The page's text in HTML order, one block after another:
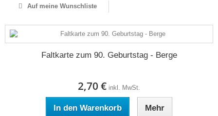
Auf meine Wunschliste
Faltkarte zum 90. Geburtstag - Berge
2,70 € inkl. MwSt.
In den Warenkorb Mehr